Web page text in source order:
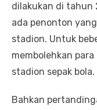
dilakukan di tahun
ada penonton
stadion. Untuk
membolehkan
stadion sepak bola.
Bahkan